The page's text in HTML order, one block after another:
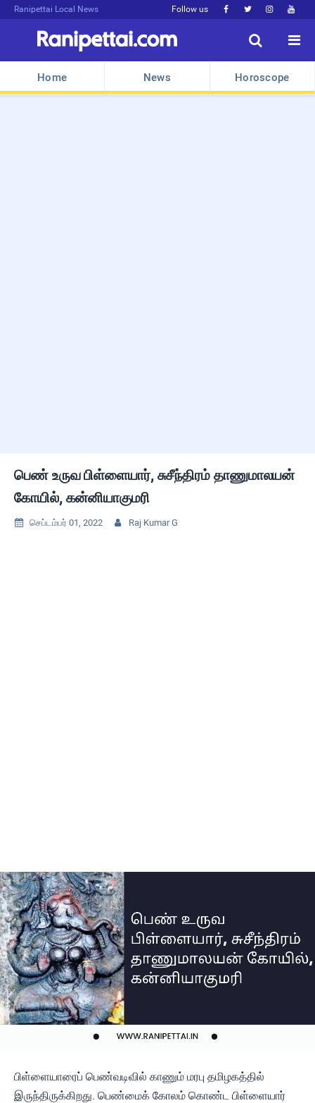
Ranipettai Local News Follow us    


Home News Horoscope
பெண் உருவ பிள்ளையார், சுசீந்திரம் தாணுமாலயன்
கோயில், கன்னியாகுமரி
 செப்டம்பர் 01, 2022  Raj Kumar G
பிள்ளையாரைப் பெண்வடிவில் காணும் மரபு தமிழகத்தில்
இருந்திருக்கிறது. பெண்மைக் கோலம் கொண்ட பிள்ளையார்